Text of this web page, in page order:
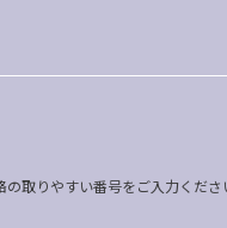
取りやすい番号をご入力くださ